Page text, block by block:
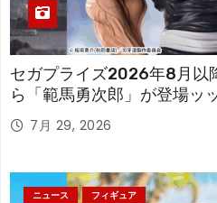
セガプライズ2026年8月以
ら「範馬勇次郎」が登場ッ
7月 29, 2026
ニュース フィギュア